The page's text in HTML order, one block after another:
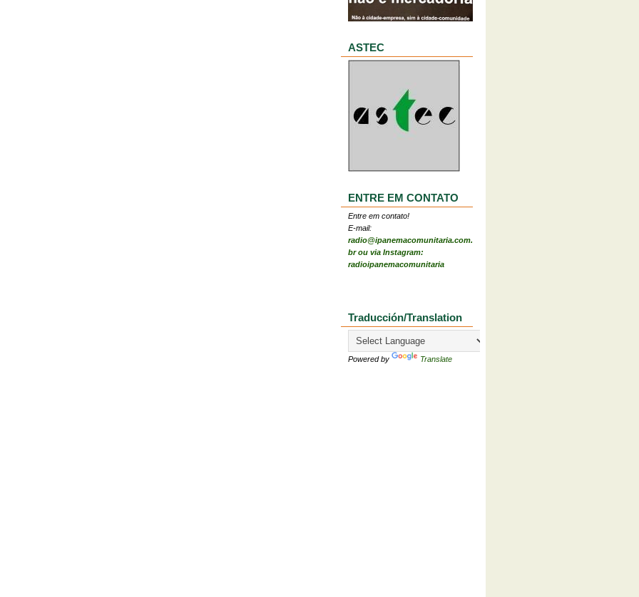
ASTEC
ENTRE EM CONTATO
Entre em contato!
E-mail:
radio@ipanemacomunitaria.com.
br ou via Instagram:
radioipanemacomunitaria
Traducción/Translation
Powered by Translate